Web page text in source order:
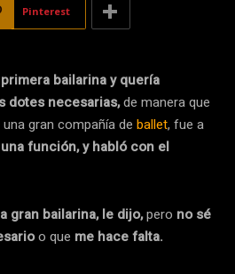
Pinterest
bailarina y quería
dotes necesarias,de manera que
gran compañía de ballet, fue a
función, y habló con el
gran bailarina, le dijo,pero no sé
o que me hace falta.